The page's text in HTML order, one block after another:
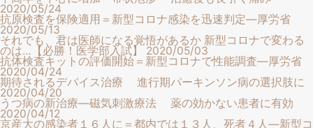
2020/05/24
抗原検査を保険適用＝新型コロナ感染を迅速判定―厚労省
2020/05/13
それでも、君は医師になる覚悟があるか 新型コロナで変わる
のは…【必勝！医学部入試】 2020/05/03
抗体検査キットの評価開始＝新型コロナで性能調査―厚労省
2020/04/24
期待されるデバイス治療 進行期パーキンソン病の選択肢に
2020/04/20
うつ病の新治療―磁気刺激療法 薬の効かない患者に有効
2020/04/12
京産大の感染者１６人に＝都内では１３人、死者４人―新型コ